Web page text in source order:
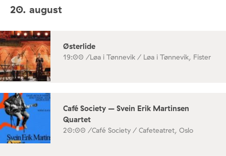
20. august
Østerlide
19:00 /Løa i Tønnevik / Løa i Tønnevik, Fister
Café Society – Svein Erik Martinsen
Quartet
20:00 /Café Society / Cafeteatret, Oslo